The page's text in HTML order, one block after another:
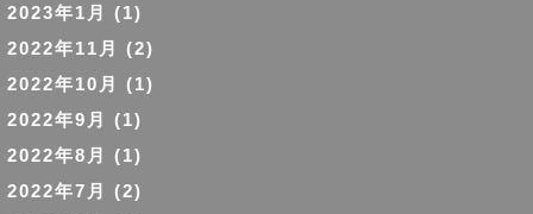
2023年1月
(1)
2022年11月
(2)
2022年10月
(1)
2022年9月
(1)
2022年8月
(1)
2022年7月
(2)